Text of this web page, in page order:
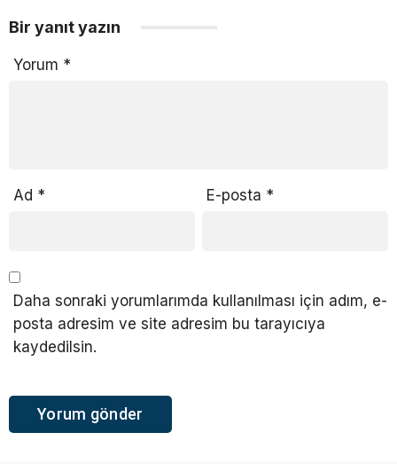
Bir yanıt yazın
Yorum *
Ad * E-posta *
Daha sonraki yorumlarımda kullanılması için adım, e-
posta adresim ve site adresim bu tarayıcıya
kaydedilsin.